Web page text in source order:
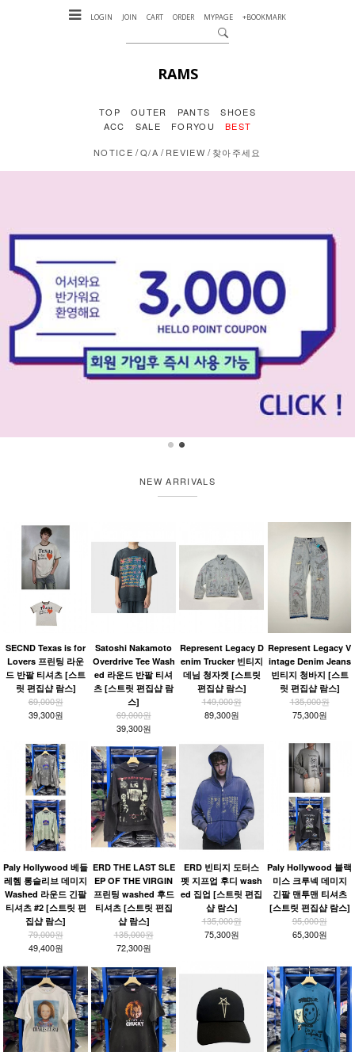
LOGIN JOIN CART ORDER MYPAGE +BOOKMARK
RAMS
TOP OUTER PANTS
SHOES
ACC
SALE FORYOU BEST
NOTICE /Q/A /REVIEW /찾아주세요
NEW ARRIVALS
SECND Texas is for
Lovers 프린팅 라운
드 반팔 티셔츠 [스트
릿 편집샵 람스]
69,000원
39,300원
Satoshi Nakamoto
Overdrive Tee Wash
ed 라운드 반팔 티셔
츠 [스트릿 편집샵 람
스]
69,000원
39,300원
Represent Legacy D
enim Trucker 빈티지
데님 청자켓 [스트릿
편집샵 람스]
149,000원
89,300원
Represent Legacy V
intage Denim Jeans
빈티지 청바지 [스트
릿 편집샵 람스]
135,000원
75,300원
Paly Hollywood 베들
레헴 롱슬리브 데미지
Washed 라운드 긴팔
티셔츠 #2 [스트릿 편
집샵 람스]
79,000원
49,400원
ERD THE LAST SLE
EP OF THE VIRGIN
프린팅 washed 후드
티셔츠 [스트릿 편집
샵 람스]
135,000원
72,300원
ERD 빈티지 도터스
펫 지프업 후디 wash
ed 집업 [스트릿 편집
샵 람스]
135,000원
75,300원
Paly Hollywood 블랙
미스 크루넥 데미지
긴팔 맨투맨 티셔츠
[스트릿 편집샵 람스]
95,000원
65,300원